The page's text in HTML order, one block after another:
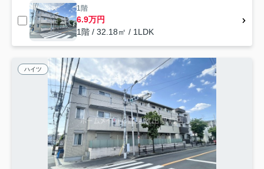
1階
6.9万円
1階 / 32.18㎡ / 1LDK
ハイツ